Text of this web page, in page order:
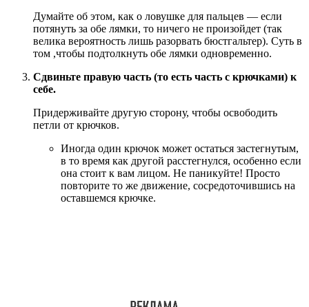
Думайте об этом, как о ловушке для пальцев — если
потянуть за обе лямки, то ничего не произойдет (так
велика вероятность лишь разорвать бюстгальтер). Суть в
том ,чтобы подтолкнуть обе лямки одновременно.
Сдвиньте правую часть (то есть часть с крючками) к
себе.
Придерживайте другую сторону, чтобы освободить
петли от крючков.
Иногда один крючок может остаться застегнутым,
в то время как другой расстегнулся, особенно если
она стоит к вам лицом. Не паникуйте! Просто
повторите то же движение, сосредоточившись на
оставшемся крючке.